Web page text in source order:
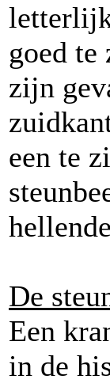
goed te
zijn
een te
De
Een
in de